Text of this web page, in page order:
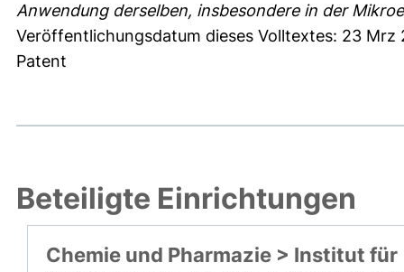
Anwendung derselben, insbesondere in der
Veröffentlichungsdatum dieses Volltextes: 23 Mrz
Patent
Beteiligte Einrichtungen
Chemie und Pharmazie > Institut für